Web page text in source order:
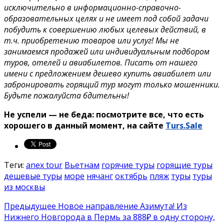
исключительно в информационно-справочно-
образовательных целях и не имеет под собой задачи
побудить к совершению любых целевых действий, в
т.ч. приобретению товаров или услуг! Мы не
занимаемся продажей или индивидуальным подбором
туров, отелей и авиабилетов. Писать от нашего
имени с предложением дешево купить авиабилет или
забронировать горящий тур могут только мошенники.
Будьте пожалуйста бдительны!
Не успели — не беда: посмотрите все, что есть
хорошего в данный момент, на сайте Turs.Sale
Теги: anex tour Вьетнам горячие туры горящие туры
дешевые туры море нячангоктябрь пляж туры туры
из москвы
Предыдущее Новое направление Азимута! Из
Нижнего Новгорода в Пермь за 888₽ в одну сторону,